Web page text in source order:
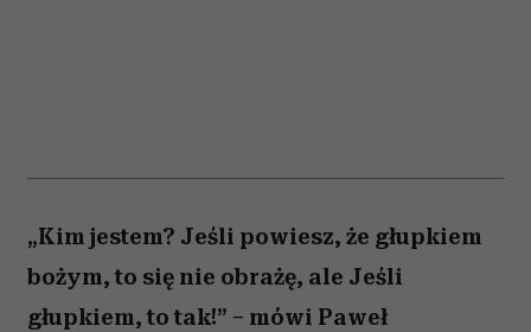
„Kim jestem? Jeśli powiesz, że głupkiem
bożym, to się nie obrażę, ale Jeśli
głupkiem, to tak!” – mówi Paweł